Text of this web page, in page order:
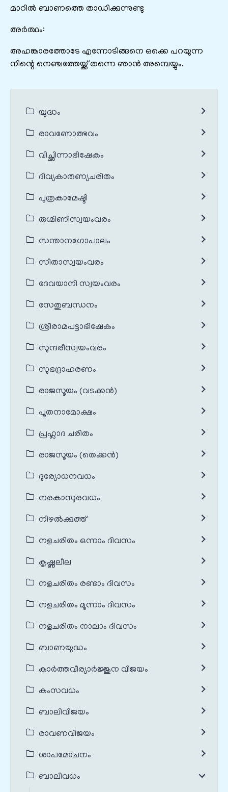
മാറിൽ ബാണത്തെ താഡിക്കുന്നുണ്ടു
അർത്ഥം:
അഹങ്കാരത്തോടേ എന്നോടിങ്ങനെ ഒക്കെ പറയുന്ന
നിന്റെ നെഞ്ചത്തേയ്ക്ക് തന്നെ ഞാൻ അമ്പെയ്യും.
യുദ്ധം
രാവണോത്ഭവം
വിച്ഛിന്നാഭിഷേകം
ദിവ്യകാരുണ്യചരിതം
പുത്രകാമേഷ്ടി
രുഗ്മിണീസ്വയംവരം
സന്താനഗോപാലം
സീതാസ്വയംവരം
ദേവയാനി സ്വയംവരം
സേതുബന്ധനം
ശ്രീരാമപട്ടാഭിഷേകം
സുന്ദരീസ്വയംവരം
സുഭദ്രാഹരണം
രാജസൂയം (വടക്കൻ)
പൂതനാമോക്ഷം
പ്രഹ്ലാദ ചരിതം
രാജസൂയം (തെക്കൻ)
ദുര്യോധനവധം
നരകാസുരവധം
നിഴൽക്കുത്ത്
നളചരിതം ഒന്നാം ദിവസം
കൃഷ്ണലീല
നളചരിതം രണ്ടാം ദിവസം
നളചരിതം മൂന്നാം ദിവസം
നളചരിതം നാലാം ദിവസം
ബാണയുദ്ധം
കാർത്തവീര്യാർജ്ജുന വിജയം
കംസവധം
ബാലിവിജയം
രാവണവിജയം
ശാപമോചനം
ബാലിവധം